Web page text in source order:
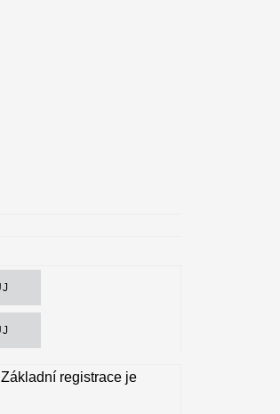
Základní registrace je